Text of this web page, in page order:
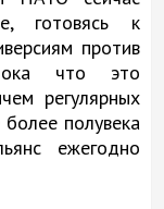
готовясь к
против
что это
регулярных
полувека
ежегодно